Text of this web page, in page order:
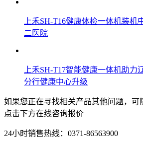
上禾SH-T16健康体检一体机装机
二医院
上禾SH-T17智能健康一体机助力
分行健康中心升级
如果您正在寻找相关产品其他问题，可
点击下方在线咨询报价
24小时销售热线： 0371-86563900